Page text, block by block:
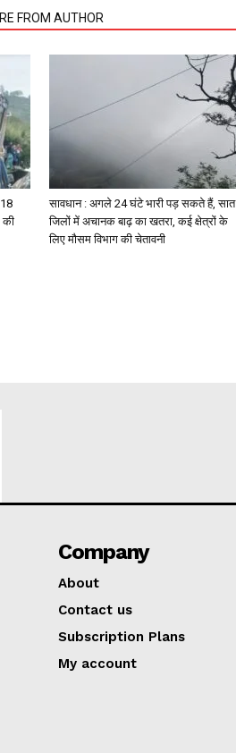
FROM AUTHOR
की
सावधान : अगले 24 घंटे भारी पड़ सकते हैं, सात
जिलों में अचानक बाढ़ का खतरा, कई क्षेत्रों के
लिए मौसम विभाग की चेतावनी
Company
About
Contact us
Subscription Plans
My account